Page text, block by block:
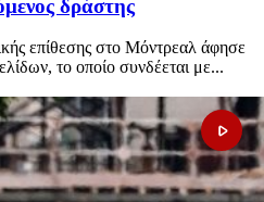
δράστης
επίθεσης στο Μόντρεαλ άφησε
το οποίο συνδέεται με...